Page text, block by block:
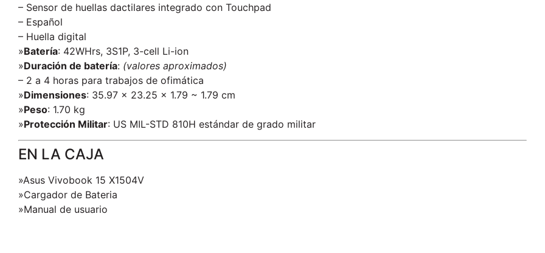
– Sensor de huellas dactilares integrado con Touchpad
– Español
– Huella digital
»Batería: 42WHrs, 3S1P, 3-cell Li-ion
»Duración de batería: (valores aproximados)
– 2 a 4 horas para trabajos de ofimática
»Dimensiones: 35.97 x 23.25 x 1.79 ~ 1.79 cm
»Peso: 1.70 kg
»Protección Militar: US MIL-STD 810H estándar de grado militar
EN LA CAJA
»Asus Vivobook 15 X1504V
»Cargador de Bateria
»Manual de usuario